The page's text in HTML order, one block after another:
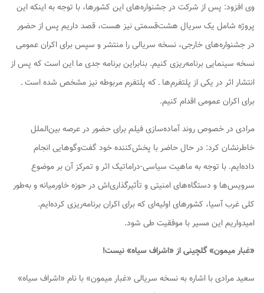
وی افزود: پس از شرکت در جشنواره‌های این کشورها، با توجه به اینکه این
پروژه شامل یک سریال هشت‌قسمتی نیز هست، قصد داریم پس از حضور
در جشنواره‌های خارجی، نسخه سریالی را منتشر و سپس برای اکران عمومی
نسخه سینمایی برنامه‌ریزی کنیم. بنابراین برنامه جدی ما این است که پس از
انتشار اثر در یکی از پلتفرم‌ها ـ که پلتفرم مربوطه نیز مشخص شده است ـ
برای اکران عمومی اقدام کنیم.
مرادی در خصوص روند آماده‌سازی فیلم برای حضور در عرصه بین‌الملل
خاطرنشان کرد: در حال حاضر با پخش‌کننده خود گفت‌وگوهایی انجام
داده‌ایم. با توجه به ماهیت سیاسی-دراماتیک اثر و تمرکز آن بر موضوع
سرویس‌ها و دستگاه‌های امنیتی و تأثیرگذاری‌اش در حوزه خاورمیانه و به‌طور
کلی غرب آسیا، کشورهای اولیه‌ای که برای اکران برنامه‌ریزی کرده‌ایم.
امیدواریم این مسیر با موفقیت طی شود.
«غبار میمون» گلچینی از «اشراف سیاه» نیست!
سعید مرادی با اشاره به نسخه سریالی «غبار میمون» با نام «اشراف سیاه»